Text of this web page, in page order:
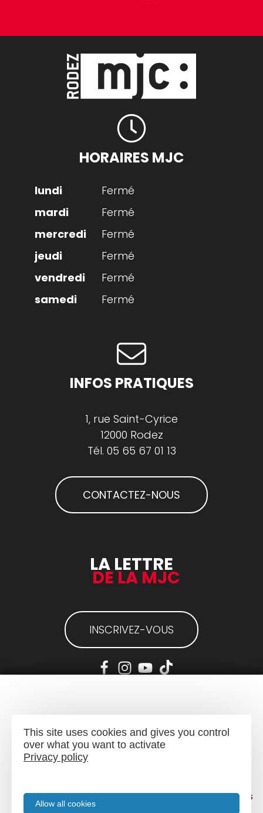
Menu Recherche Agenda Infos pratiques
HORAIRES MJC
Fermé
Fermé
Fermé
Fermé
Fermé
Fermé
INFOS PRATIQUES
1, rue Saint-Cyrice
12000 Rodez
Tél. 05 65 67 01 13
CONTACTEZ-NOUS
LA LETTRE
DE LA MJC
INSCRIVEZ-VOUS
This site uses cookies and gives you control
over what you want to activate
Privacy policy
Allow all cookies